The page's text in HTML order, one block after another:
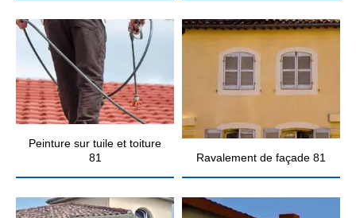
Peinture sur tuile et toiture
81
Ravalement de façade 81